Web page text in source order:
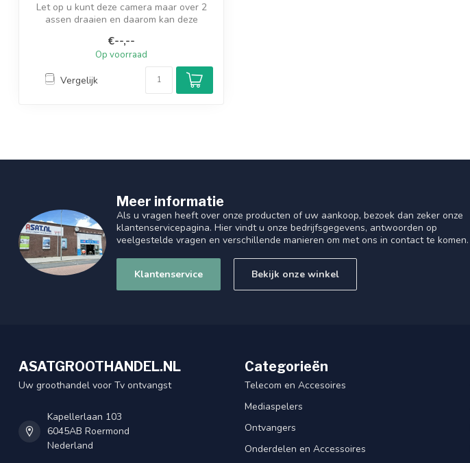
Let op u kunt deze camera maar over 2
assen draaien en daarom kan deze
€--,--
Op voorraad
Vergelijk
Meer informatie
Als u vragen heeft over onze producten of uw aankoop, bezoek dan zeker onze
klantenservicepagina. Hier vindt u onze bedrijfsgegevens, antwoorden op
veelgestelde vragen en verschillende manieren om met ons in contact te komen.
Klantenservice Bekijk onze winkel
ASATGROOTHANDEL.NL
Uw groothandel voor Tv ontvangst
Kapellerlaan 103
6045AB Roermond
Nederland
Categorieën
Telecom en Accesoires
Mediaspelers
Ontvangers
Onderdelen en Accessoires